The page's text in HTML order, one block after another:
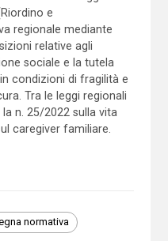
e
regionale mediante
relative agli
sociale e la tutela
condizioni di fragilità e
Tra le leggi regionali
n. 25/2022 sulla vita
caregiver familiare.
normativa